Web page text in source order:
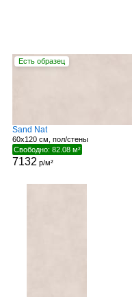
Есть образец
Sand Nat
60x120 см, пол/стены
Свободно: 82.08 м²
7132 р/м²